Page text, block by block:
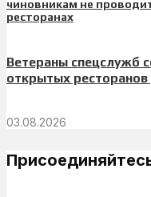
Ветераны спецслужб
открытых
03.08.2026